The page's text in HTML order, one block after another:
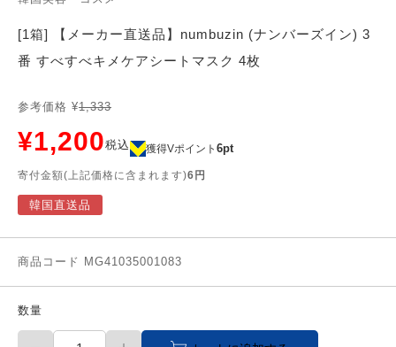
[1箱] 【メーカー直送品】numbuzin (ナンバーズイン) 3
番 すべすべキメケアシートマスク 4枚
参考価格 ¥1,333
¥1,200税込 獲得Vポイント 6pt
寄付金額(上記価格に含まれます)6円
韓国直送品
商品コード MG41035001083
数量
【メ